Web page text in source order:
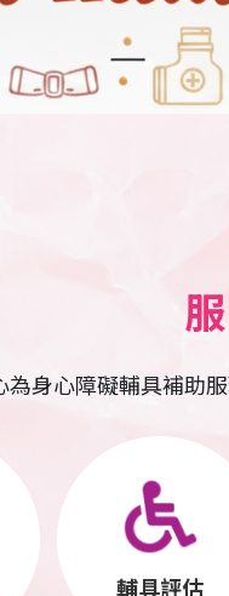
為身心障礙輔具補助
輔具評估